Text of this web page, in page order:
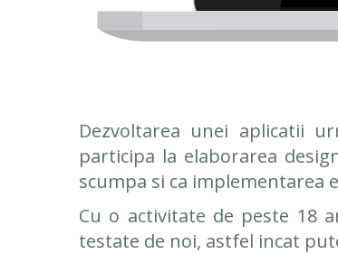
Dezvoltarea unei aplicatii
participa la elaborarea
scumpa si ca implementarea
Cu o activitate de peste 18
testate de noi, astfel incat